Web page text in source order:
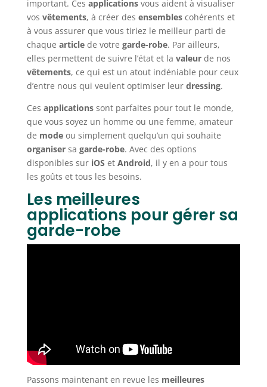
important. Ces applicationsvous aident à visualiser
vos vêtements, à créer des ensemblescohérents et
à vous assurer que vous tiriez le meilleur parti de
chaque articlede votre garde-robe. Par ailleurs,
elles permettent de suivre l’état et la valeurde nos
vêtements, ce qui est un atout indéniable pour ceux
d’entre nous qui veulent optimiser leur dressing.
Ces applicationssont parfaites pour tout le monde,
que vous soyez un homme ou une femme, amateur
de modeou simplement quelqu’un qui souhaite
organisersa garde-robe. Avec des options
disponibles sur iOS et Android, il y en a pour tous
les goûts et tous les besoins.
Les meilleures
applications pour gérer sa
garde-robe
Passons maintenant en revue les meilleures